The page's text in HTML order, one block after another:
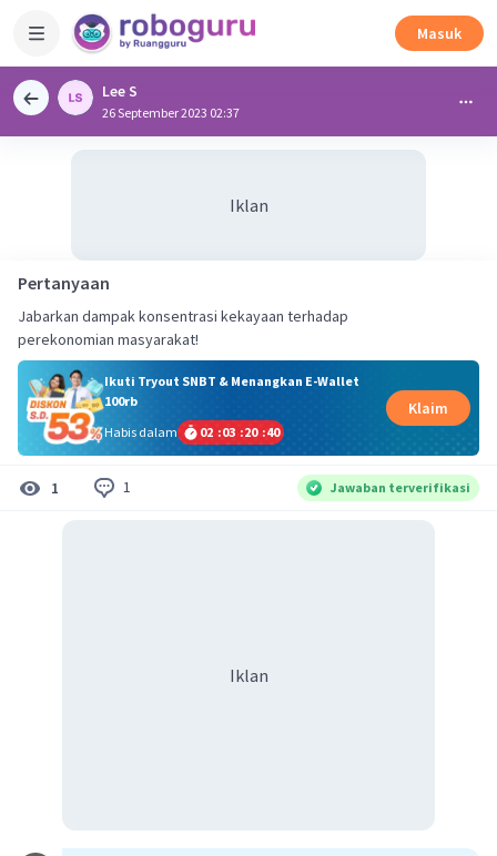
Masuk
Lee S
26 September 2023 02:37
Iklan
Pertanyaan
Jabarkan dampak konsentrasi kekayaan terhadap
perekonomian masyarakat!
Ikuti Tryout SNBT & Menangkan E-Wallet
100rb
Habis dalam
02 :03 :20 :39
Klaim
1 1 Jawaban terverifikasi
Iklan